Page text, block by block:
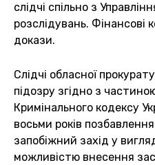
слідчі спільно з
розслідувань. Фінансові
докази.
Слідчі обласної
підозру згідно з
Кримінального кодексу
восьми років
запобіжний захід у
можливістю внесення